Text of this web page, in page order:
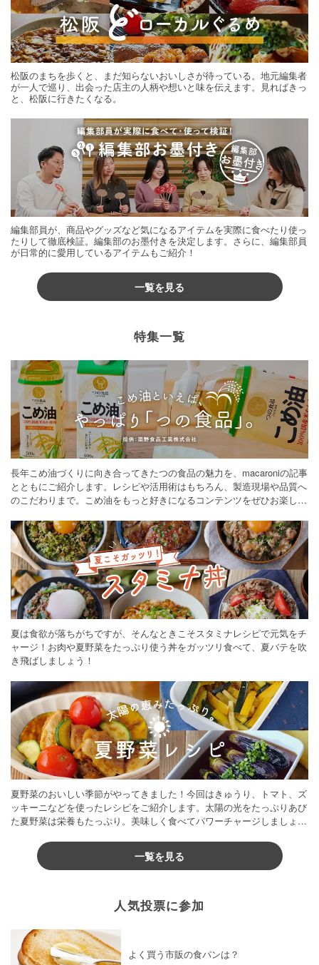
松阪のまちを歩くと、まだ知らないおいしさが待っている。地元編集者
が一人で巡り、出会った店主の人柄や想いと味を伝えます。見ればきっ
と、松阪に行きたくなる。
編集部員が、商品やグッズなど気になるアイテムを実際に食べたり使っ
たりして徹底検証。編集部のお墨付きを決定します。さらに、編集部員
が日常的に愛用しているアイテムもご紹介！
一覧を見る
特集一覧
長年こめ油づくりに向き合ってきたつの食品の魅力を、macaroniの記事
とともにご紹介します。レシピや活用術はもちろん、製造現場や品質へ
のこだわりまで。こめ油をもっと好きになるコンテンツをぜひお楽しみ
夏は食欲が落ちがちですが、そんなときこそスタミナレシピで元気をチ
ャージ！お肉や夏野菜をたっぷり使う丼をガッツリ食べて、夏バテを吹
き飛ばしましょう！
夏野菜のおいしい季節がやってきました！今回はきゅうり、トマト、ズ
ッキーニなどを使ったレシピをご紹介します。太陽の光をたっぷりあび
た夏野菜は栄養もたっぷり。美味しく食べてパワーチャージしましょう
一覧を見る
人気投票に参加
よく買う市販の食パンは？